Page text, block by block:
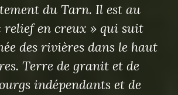
du Tarn. Il est au
relief en creux » qui suit
des rivières dans le haut
Terre de granit et de
indépendants et de